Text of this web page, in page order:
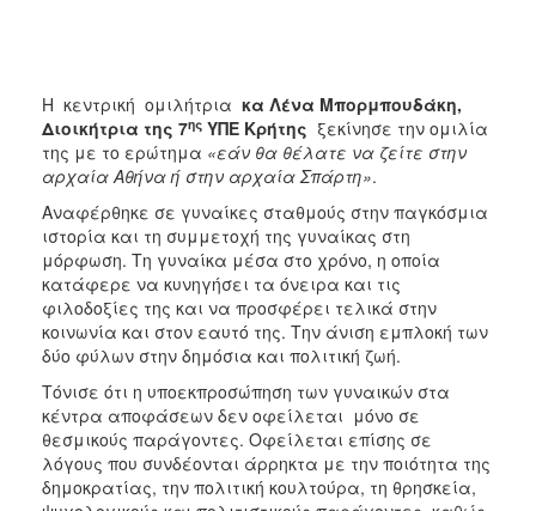
Η κεντρική ομιλήτρια κα Λένα Μπορμπουδάκη,
Διοικήτρια της 7ης ΥΠΕ Κρήτης ξεκίνησε την ομιλία
της με το ερώτημα «εάν θα θέλατε να ζείτε στην
αρχαία Αθήνα ή στην αρχαία Σπάρτη».
Αναφέρθηκε σε γυναίκες σταθμούς στην παγκόσμια
ιστορία και τη συμμετοχή της γυναίκας στη
μόρφωση. Τη γυναίκα μέσα στο χρόνο, η οποία
κατάφερε να κυνηγήσει τα όνειρα και τις
φιλοδοξίες της και να προσφέρει τελικά στην
κοινωνία και στον εαυτό της. Την άνιση εμπλοκή των
δύο φύλων στην δημόσια και πολιτική ζωή.
Τόνισε ότι η υποεκπροσώπηση των γυναικών στα
κέντρα αποφάσεων δεν οφείλεται μόνο σε
θεσμικούς παράγοντες. Οφείλεται επίσης σε
λόγους που συνδέονται άρρηκτα με την ποιότητα της
δημοκρατίας, την πολιτική κουλτούρα, τη θρησκεία,